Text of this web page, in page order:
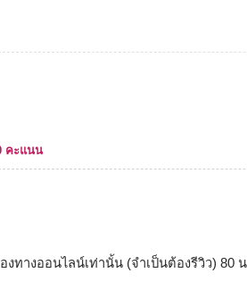
คะแนน
ทางออนไลน์เท่านั้น (จำเป็นต้องรีวิว) 80